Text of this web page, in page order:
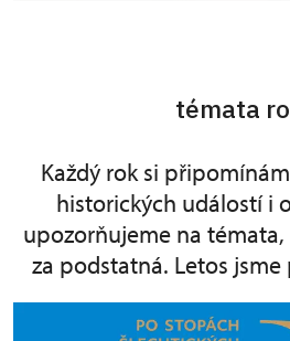
témata
Každý rok si
historických událostí i
upozorňujeme na
za podstatná. Letos